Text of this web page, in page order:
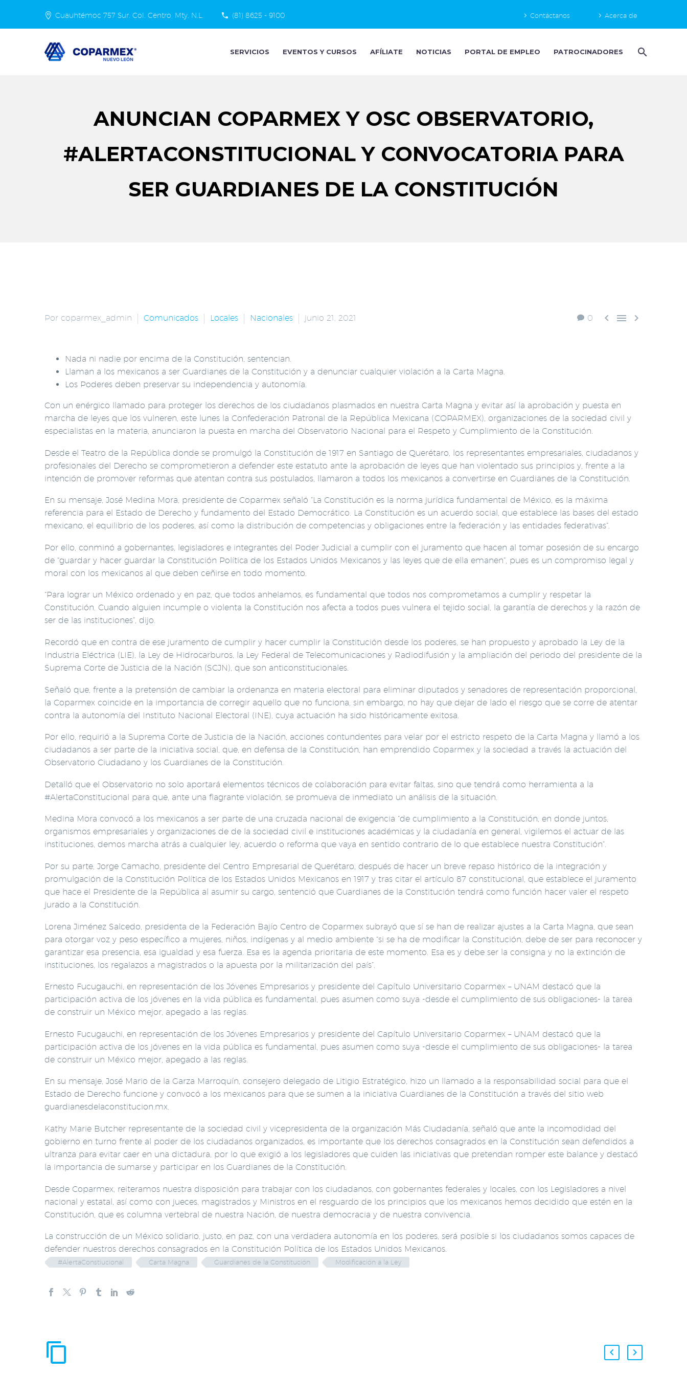
Cuauhtémoc 757 Sur. Col. Centro, Mty. N.L. (81) 8625 - 9100 Contáctanos Acerca de
SERVICIOS EVENTOS Y CURSOS AFÍLIATE NOTICIAS PORTAL DE EMPLEO PATROCINADORES
ANUNCIAN COPARMEX Y OSC OBSERVATORIO,
#ALERTACONSTITUCIONAL Y CONVOCATORIA PARA
SER GUARDIANES DE LA CONSTITUCIÓN
0   
Por coparmex_admin Comunicados Locales Nacionales junio 21, 2021
Nada ni nadie por encima de la Constitución, sentencian.
Llaman a los mexicanos a ser Guardianes de la Constitución y a denunciar cualquier violación a la Carta Magna.
Los Poderes deben preservar su independencia y autonomía.
Con un enérgico llamado para proteger los derechos de los ciudadanos plasmados en nuestra Carta Magna y evitar así la aprobación y puesta en
marcha de leyes que los vulneren, este lunes la Confederación Patronal de la República Mexicana (COPARMEX), organizaciones de la sociedad civil y
especialistas en la materia, anunciaron la puesta en marcha del Observatorio Nacional para el Respeto y Cumplimiento de la Constitución.
Desde el Teatro de la República donde se promulgó la Constitución de 1917 en Santiago de Querétaro, los representantes empresariales, ciudadanos y
profesionales del Derecho se comprometieron a defender este estatuto ante la aprobación de leyes que han violentado sus principios y, frente a la
intención de promover reformas que atentan contra sus postulados, llamaron a todos los mexicanos a convertirse en Guardianes de la Constitución.
En su mensaje, José Medina Mora, presidente de Coparmex señaló “La Constitución es la norma jurídica fundamental de México, es la máxima
referencia para el Estado de Derecho y fundamento del Estado Democrático. La Constitución es un acuerdo social, que establece las bases del estado
mexicano, el equilibrio de los poderes, así como la distribución de competencias y obligaciones entre la federación y las entidades federativas”.
Por ello, conminó a gobernantes, legisladores e integrantes del Poder Judicial a cumplir con el juramento que hacen al tomar posesión de su encargo
de “guardar y hacer guardar la Constitución Política de los Estados Unidos Mexicanos y las leyes que de ella emanen”, pues es un compromiso legal y
moral con los mexicanos al que deben ceñirse en todo momento.
“Para lograr un México ordenado y en paz, que todos anhelamos, es fundamental que todos nos comprometamos a cumplir y respetar la
Constitución. Cuando alguien incumple o violenta la Constitución nos afecta a todos pues vulnera el tejido social, la garantía de derechos y la razón de
ser de las instituciones”, dijo.
Recordó que en contra de ese juramento de cumplir y hacer cumplir la Constitución desde los poderes, se han propuesto y aprobado la Ley de la
Industria Eléctrica (LIE), la Ley de Hidrocarburos, la Ley Federal de Telecomunicaciones y Radiodifusión y la ampliación del periodo del presidente de la
Suprema Corte de Justicia de la Nación (SCJN), que son anticonstitucionales.
Señaló que, frente a la pretensión de cambiar la ordenanza en materia electoral para eliminar diputados y senadores de representación proporcional,
la Coparmex coincide en la importancia de corregir aquello que no funciona, sin embargo, no hay que dejar de lado el riesgo que se corre de atentar
contra la autonomía del Instituto Nacional Electoral (INE), cuya actuación ha sido históricamente exitosa.
Por ello, requirió a la Suprema Corte de Justicia de la Nación, acciones contundentes para velar por el estricto respeto de la Carta Magna y llamó a los
ciudadanos a ser parte de la iniciativa social, que, en defensa de la Constitución, han emprendido Coparmex y la sociedad a través la actuación del
Observatorio Ciudadano y los Guardianes de la Constitución.
Detalló que el Observatorio no solo aportará elementos técnicos de colaboración para evitar faltas, sino que tendrá como herramienta a la
#AlertaConstitucional para que, ante una flagrante violación, se promueva de inmediato un análisis de la situación.
Medina Mora convocó a los mexicanos a ser parte de una cruzada nacional de exigencia “de cumplimiento a la Constitución, en donde juntos,
organismos empresariales y organizaciones de de la sociedad civil e instituciones académicas y la ciudadanía en general, vigilemos el actuar de las
instituciones, demos marcha atrás a cualquier ley, acuerdo o reforma que vaya en sentido contrario de lo que establece nuestra Constitución”.
Por su parte, Jorge Camacho, presidente del Centro Empresarial de Querétaro, después de hacer un breve repaso histórico de la integración y
promulgación de la Constitución Política de los Estados Unidos Mexicanos en 1917 y tras citar el artículo 87 constitucional, que establece el juramento
que hace el Presidente de la República al asumir su cargo, sentenció que Guardianes de la Constitución tendrá como función hacer valer el respeto
jurado a la Constitución.
Lorena Jiménez Salcedo, presidenta de la Federación Bajío Centro de Coparmex subrayó que sí se han de realizar ajustes a la Carta Magna, que sean
para otorgar voz y peso específico a mujeres, niños, indígenas y al medio ambiente “si se ha de modificar la Constitución, debe de ser para reconocer y
garantizar esa presencia, esa igualdad y esa fuerza. Esa es la agenda prioritaria de este momento. Esa es y debe ser la consigna y no la extinción de
instituciones, los regalazos a magistrados o la apuesta por la militarización del país”.
Ernesto Fucugauchi, en representación de los Jóvenes Empresarios y presidente del Capítulo Universitario Coparmex – UNAM destacó que la
participación activa de los jóvenes en la vida pública es fundamental, pues asumen como suya -desde el cumplimiento de sus obligaciones- la tarea
de construir un México mejor, apegado a las reglas.
Ernesto Fucugauchi, en representación de los Jóvenes Empresarios y presidente del Capítulo Universitario Coparmex – UNAM destacó que la
participación activa de los jóvenes en la vida pública es fundamental, pues asumen como suya -desde el cumplimiento de sus obligaciones- la tarea
de construir un México mejor, apegado a las reglas.
En su mensaje, José Mario de la Garza Marroquín, consejero delegado de Litigio Estratégico, hizo un llamado a la responsabilidad social para que el
Estado de Derecho funcione y convocó a los mexicanos para que se sumen a la iniciativa Guardianes de la Constitución a través del sitio web
guardianesdelaconstitucion.mx.
Kathy Marie Butcher representante de la sociedad civil y vicepresidenta de la organización Más Ciudadanía, señaló que ante la incomodidad del
gobierno en turno frente al poder de los ciudadanos organizados, es importante que los derechos consagrados en la Constitución sean defendidos a
ultranza para evitar caer en una dictadura, por lo que exigió a los legisladores que cuiden las iniciativas que pretendan romper este balance y destacó
la importancia de sumarse y participar en los Guardianes de la Constitución.
Desde Coparmex, reiteramos nuestra disposición para trabajar con los ciudadanos, con gobernantes federales y locales, con los Legisladores a nivel
nacional y estatal, así como con jueces, magistrados y Ministros en el resguardo de los principios que los mexicanos hemos decidido que estén en la
Constitución, que es columna vertebral de nuestra Nación, de nuestra democracia y de nuestra convivencia.
La construcción de un México solidario, justo, en paz, con una verdadera autonomía en los poderes, será posible si los ciudadanos somos capaces de
defender nuestros derechos consagrados en la Constitución Política de los Estados Unidos Mexicanos.
#AlertaConstiucional Carta Magna Guardianes de la Constitución Modificación a la Ley